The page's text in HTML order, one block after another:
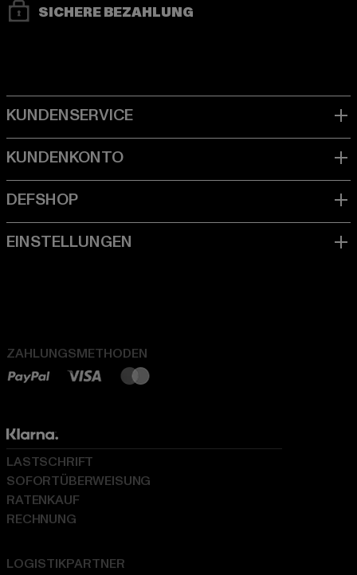
SICHERE BEZAHLUNG
ZAHLUNGSMETHODEN
LOGISTIKPARTNER
LASTSCHRIFT
SOFORTÜBERWEISUNG
RATENKAUF
RECHNUNG